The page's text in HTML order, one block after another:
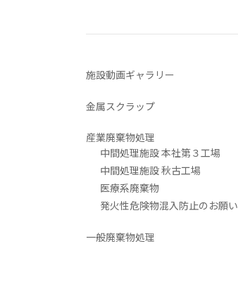
施設動画ギャラリー
金属スクラップ
産業廃棄物処理
中間処理施設 本社第３工場
中間処理施設 秋古工場
医療系廃棄物
発火性危険物混入防止のお願い
一般廃棄物処理